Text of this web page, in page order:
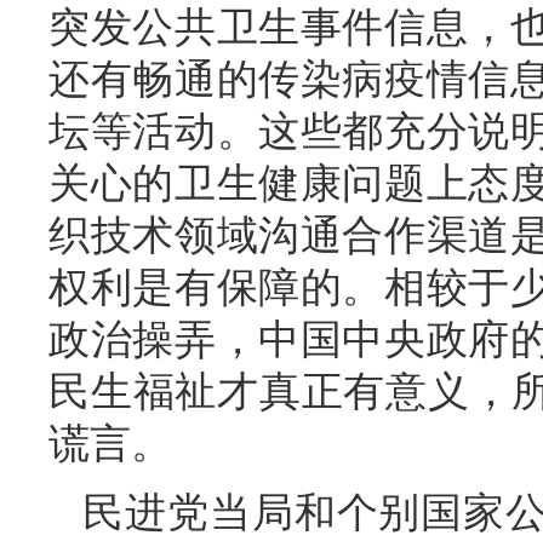
突发公共卫生事件信息，
还有畅通的传染病疫情信
坛等活动。这些都充分说
关心的卫生健康问题上态
织技术领域沟通合作渠道
权利是有保障的。相较于
政治操弄，中国中央政府
民生福祉才真正有意义，
谎言。
民进党当局和个别国家